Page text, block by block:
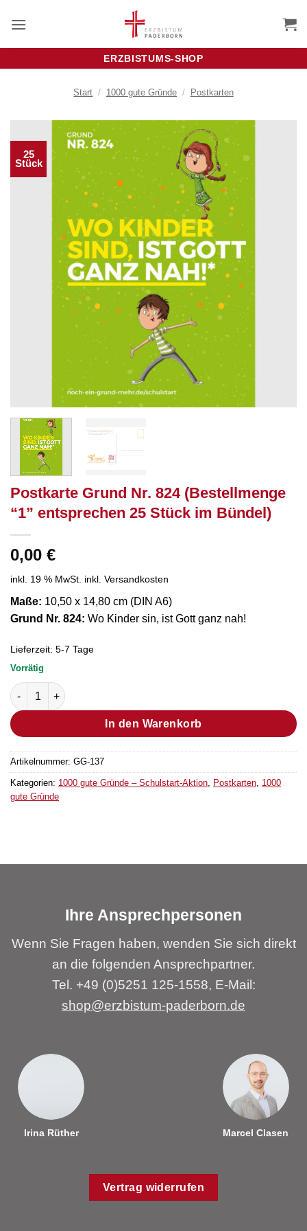
Inhalt
ERZBISTUMS-SHOP
Start / 1000 gute Gründe / Postkarten
25
Stück
Postkarte Grund Nr. 824 (Bestellmenge
“1” entsprechen 25 Stück im Bündel)
0,00 €
inkl. 19 % MwSt. inkl. Versandkosten
Maße: 10,50 x 14,80 cm (DIN A6)
Grund Nr. 824: Wo Kinder sin, ist Gott ganz nah!
Lieferzeit: 5-7 Tage
Vorrätig
Postkarte Grund Nr. 824 (Bestellmenge "1" entsprechen 25
In den Warenkorb
Artikelnummer: GG-137
Kategorien: 1000 gute Gründe – Schulstart-Aktion, Postkarten, 1000
gute Gründe
Ihre Ansprechpersonen
Wenn Sie Fragen haben, wenden Sie sich direkt
an die folgenden Ansprechpartner.
Tel. +49 (0)5251 125-1558, E-Mail:
shop@erzbistum-paderborn.de
Irina Rüther Marcel Clasen
Vertrag widerrufen